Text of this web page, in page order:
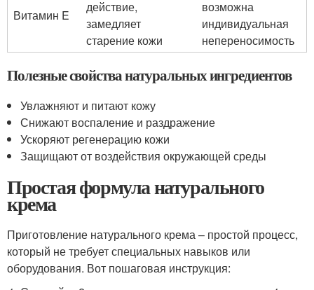
Витамин E
действие,
замедляет
старение кожи
возможна
индивидуальная
непереносимость
Полезные свойства натуральных ингредиентов
Увлажняют и питают кожу
Снижают воспаление и раздражение
Ускоряют регенерацию кожи
Защищают от воздействия окружающей среды
Простая формула натурального
крема
Приготовление натурального крема – простой процесс,
который не требует специальных навыков или
оборудования. Вот пошаговая инструкция: